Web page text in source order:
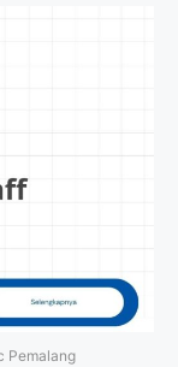
Pemalang